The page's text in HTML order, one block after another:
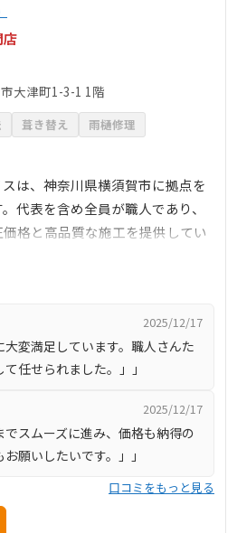
店
大津町1-3-1 1階
葺き替え
雨樋修理
は、神奈川県横須賀市に拠点を
代表を含め全員が職人であり、
格と高品質な施工を提供してい
に、店舗やアミューズメント施
多数の塗料メーカーの製品を取
や建物の状況に応じて最適な塗装
2025/12/17
大変満足しています。職人さんた
任せられました。」」
2025/12/17
でスムーズに進み、価格も納得の
願いしたいです。」」
口コミをもっと見る